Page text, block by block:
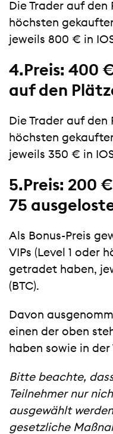
Die Trader auf den
höchsten
jeweils 800 € in
4.Preis: 400
auf den
Die Trader auf den
höchsten
jeweils 350 € in
5.Preis: 200
75
Als Bonus-Preis
VIPs (Level 1 oder
getradet haben,
(BTC).
Davon
einen der oben
haben sowie in der
Bitte beachte,
Teilnehmer nur
ausgewählt
gesetzliche